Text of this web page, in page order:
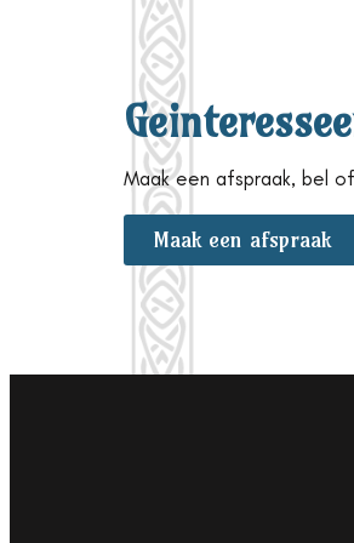
Maak een afspraak, bel
Maak een afspraak